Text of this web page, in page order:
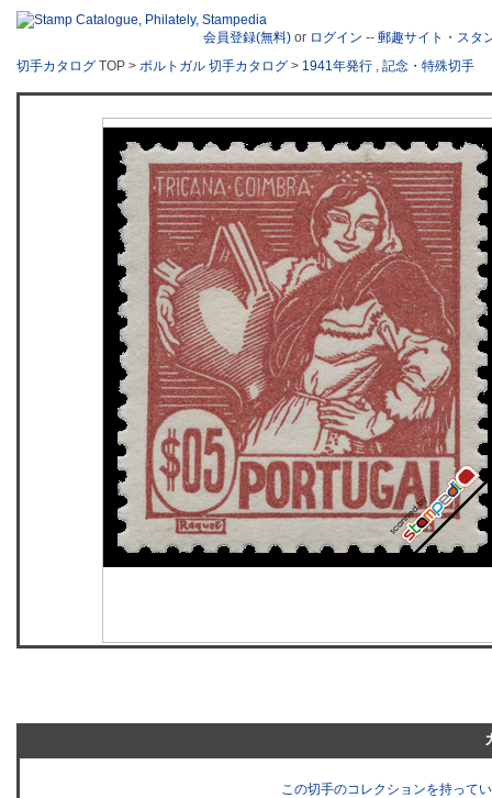
会員登録(無料) or ログイン -- 郵趣サイト・スタ
切手カタログ TOP > ポルトガル 切手カタログ > 1941年発行 , 記念・特殊切手
この切手のコレクションを持って